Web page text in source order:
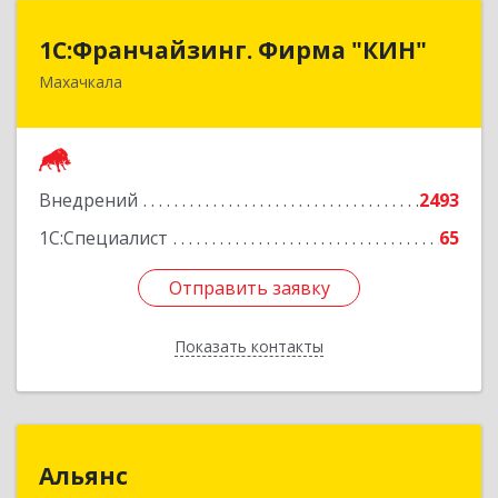
1С:Франчайзинг. Фирма "КИН"
Махачкала
Внедрений
2493
1С:Специалист
65
Отправить заявку
Показать контакты
1С:Франчайзинг. Фирма "КИН"
367030, Дагестан Респ, Махачкала г, И.Казака
Отправить заявку
Назад
Альянс